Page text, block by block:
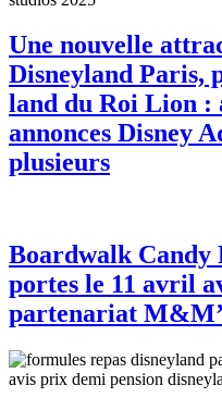
Une nouvelle
Disneyland Paris,
land du Roi Lion :
annonces Disney
plusieurs
Boardwalk Candy
portes le 11 avril
partenariat